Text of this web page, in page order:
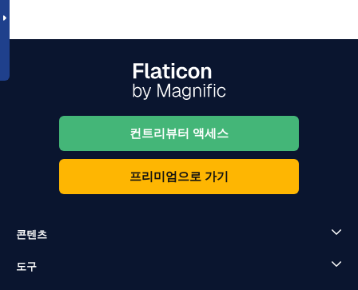
컨트리뷰터 액세스
프리미엄으로 가기
콘텐츠
도구